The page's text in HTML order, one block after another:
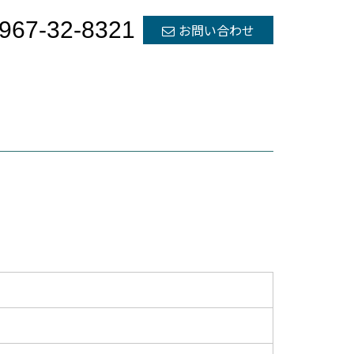
32-8321 お問い合わせ